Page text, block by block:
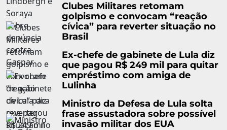
Clubes Militares retomam
golpismo e convocam “reação
cívica” para reverter situação no
Brasil
Ex-chefe de gabinete de Lula diz
que pagou R$ 249 mil para quitar
empréstimo com amiga de
Lulinha
Ministro da Defesa de Lula solta
frase assustadora sobre possível
invasão militar dos EUA